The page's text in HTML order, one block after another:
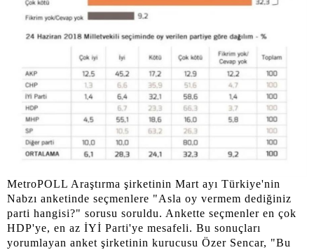
MetroPOLL Araştırma şirketinin Mart ayı Türkiye'nin
Nabzı anketinde seçmenlere "Asla oy vermem dediğiniz
parti hangisi?" sorusu soruldu. Ankette seçmenler en çok
HDP'ye, en az İYİ Parti'ye mesafeli. Bu sonuçları
yorumlayan anket şirketinin kurucusu Özer Sencar, "Bu